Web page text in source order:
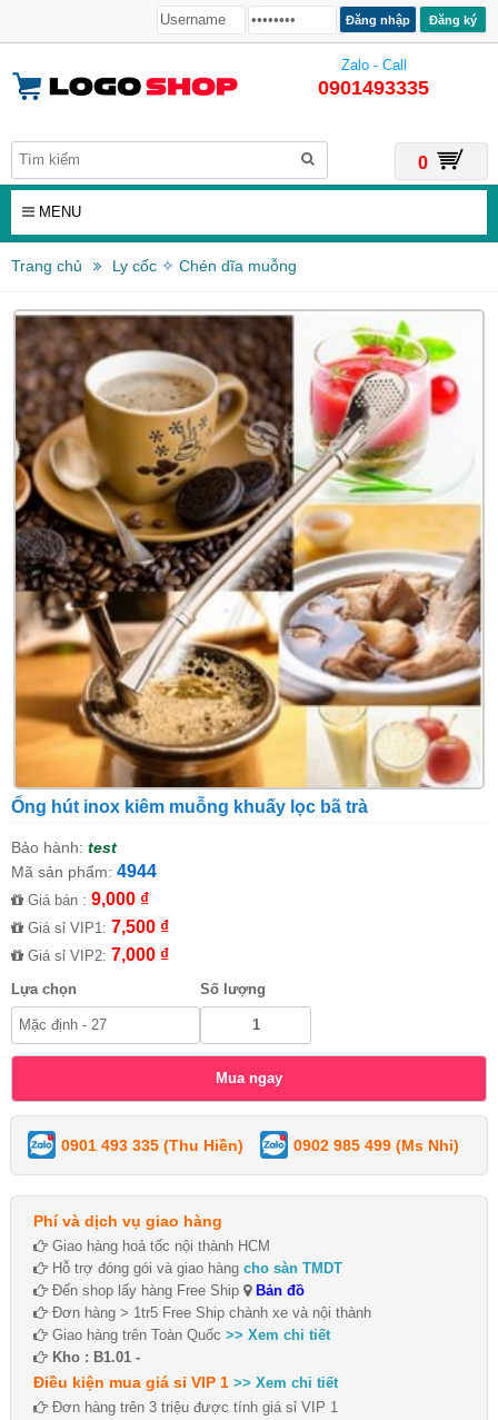
Đăng ký
Zalo - Call
0901493335
0
MENU
Trang chủ Ly cốc ✧ Chén dĩa muỗng
Ống hút inox kiêm muỗng khuấy lọc bã trà
Bảo hành: test
Mã sản phẩm: 4944
Giá bán : 9,000 ₫
Giá sỉ VIP1: 7,500 ₫
Giá sỉ VIP2: 7,000 ₫
Lựa chọn Số lượng
0901 493 335 (Thu Hiền) 0902 985 499 (Ms Nhi)
Phí và dịch vụ giao hàng
Giao hàng hoả tốc nội thành HCM
Hỗ trợ đóng gói và giao hàng cho sàn TMDT
Đến shop lấy hàng Free Ship
Bản đồ
Đơn hàng > 1tr5 Free Ship chành xe và nội thành
Giao hàng trên Toàn Quốc >> Xem chi tiết
Kho : B1.01 -
Điều kiện mua giá sỉ VIP 1 >> Xem chi tiết
Đơn hàng trên 3 triệu được tính giá sỉ VIP 1